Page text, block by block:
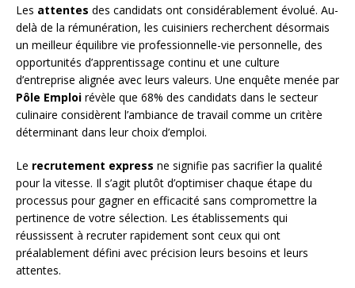
Les attentes des candidats ont considérablement évolué. Au-
delà de la rémunération, les cuisiniers recherchent désormais
un meilleur équilibre vie professionnelle-vie personnelle, des
opportunités d’apprentissage continu et une culture
d’entreprise alignée avec leurs valeurs. Une enquête menée par
Pôle Emploi révèle que 68% des candidats dans le secteur
culinaire considèrent l’ambiance de travail comme un critère
déterminant dans leur choix d’emploi.
Le recrutement express ne signifie pas sacrifier la qualité
pour la vitesse. Il s’agit plutôt d’optimiser chaque étape du
processus pour gagner en efficacité sans compromettre la
pertinence de votre sélection. Les établissements qui
réussissent à recruter rapidement sont ceux qui ont
préalablement défini avec précision leurs besoins et leurs
attentes.